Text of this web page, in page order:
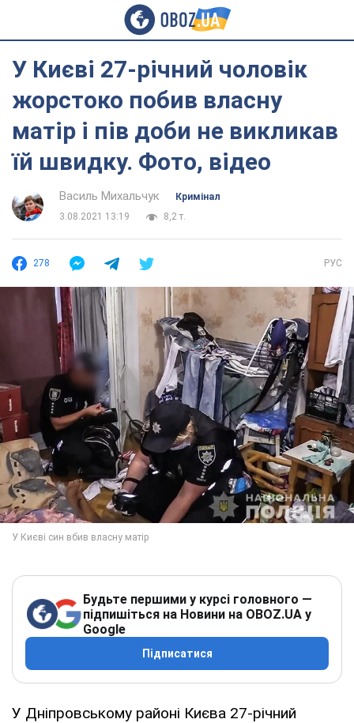
У Києві 27-річний чоловік
жорстоко побив власну
матір і пів доби не викликав
їй швидку. Фото, відео
Василь Михальчук
Кримінал
3.08.2021 13:19
8,2 т.
278 РУС
Будьте першими у курсі головного —
підпишіться на Новини на OBOZ.UA у
Google
Підписатися
У Дніпровському районі Києва 27-річний